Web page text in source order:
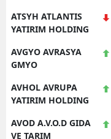
ATSYH ATLANTIS
YATIRIM HOLDING
AVGYO AVRASYA
GMYO
AVHOL AVRUPA
YATIRIM HOLDING
AVOD A.V.O.D GIDA
VE TARIM